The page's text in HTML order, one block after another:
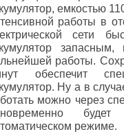
емкостью
работы в
сети
запасным,
работы.
обеспечит
Ну а в
можно через